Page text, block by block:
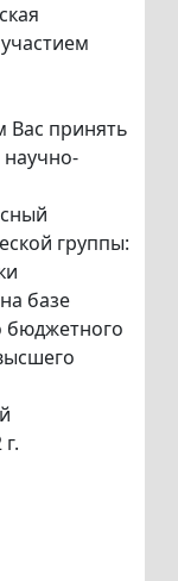
Вас принять
научно-
группы:
базе
бюджетного